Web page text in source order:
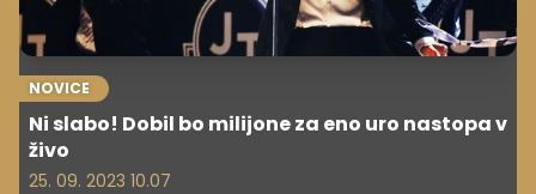
NOVICE
Ni slabo! Dobil bo milijone za eno uro nastopa v
živo
25. 09. 2023 10.07